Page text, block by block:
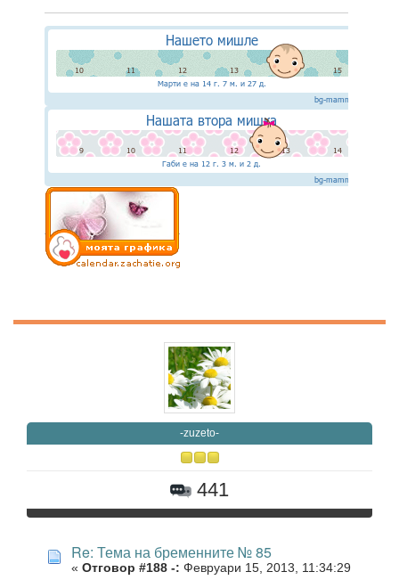
-zuzeto-
441
Re: Тема на бременните № 85
« Отговор #188 -: Февруари 15, 2013, 11:34:29